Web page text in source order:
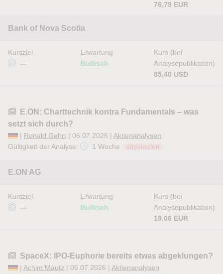
76,79 EUR
Bank of Nova Scotia
Kursziel
—
Erwartung
Bullisch
Kurs (bei
Analysepublikation)
85,40 USD
E.ON: Charttechnik kontra Fundamentals – was
setzt sich durch?
| Ronald Gehrt | 06.07.2026 | Aktienanalysen
Gültigkeit der Analyse:
1 Woche abgelaufen
E.ON AG
Kursziel
—
Erwartung
Bullisch
Kurs (bei
Analysepublikation)
19,06 EUR
SpaceX: IPO-Euphorie bereits etwas abgeklungen?
| Achim Mautz | 06.07.2026 | Aktienanalysen